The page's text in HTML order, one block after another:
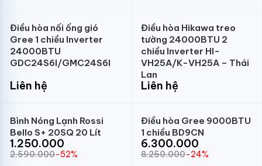
Điều hòa nối ống gió
Gree 1 chiều Inverter
24000BTU
GDC24S6I/GMC24S6I
Liên hệ
Điều hòa Hikawa treo
tường 24000BTU 2
chiều Inverter HI-
VH25A/K-VH25A – Thái
Lan
Liên hệ
Bình Nóng Lạnh Rossi
Bello S+ 20SQ 20 Lít
1.250.000
2.590.000-52%
Điều hòa Gree 9000BTU
1 chiều BD9CN
6.300.000
8.250.000-24%